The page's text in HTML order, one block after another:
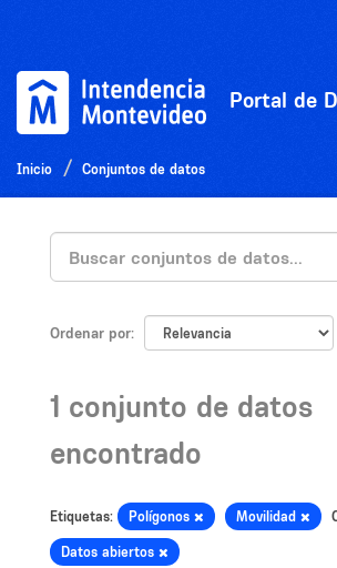
Portal de
Inicio Conjuntos de datos
Ordenar por
1 conjunto de datos
encontrado
Etiquetas: Polígonos Movilidad
Datos abiertos